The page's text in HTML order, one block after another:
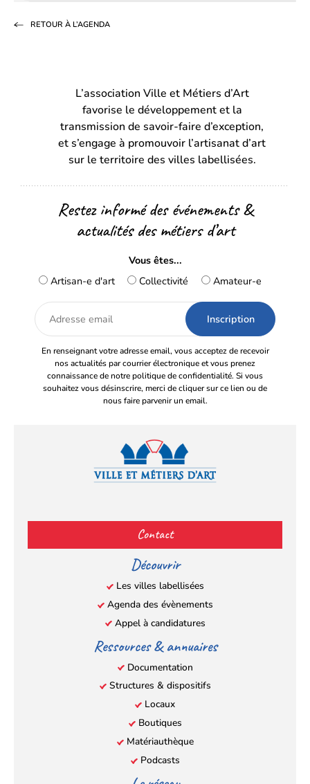
un
onglet)onglet)
RETOUR À L’AGENDA
L’association Ville et Métiers d’Art
favorise le développement et la
transmission de savoir-faire d’exception,
et s’engage à promouvoir l’artisanat d’art
sur le territoire des villes labellisées.
Restez informé des événements &
actualités des métiers d’art
Vous êtes...
Artisan-e d'art
Collectivité Amateur-e
Adresse
email
En renseignant votre adresse email, vous acceptez de recevoir
nos actualités par courrier électronique et vous prenez
connaissance de notre politique de confidentialité. Si vous
souhaitez vous désinscrire, merci de cliquer sur ce lien ou de
nous faire parvenir un email.
(s’ouvre
dans
nouvel
onglet)
(s’ouvre
dans
nouvel
onglet)
(s’ouvre
dans
nouvel
onglet)
(s’ouvre
nouvel
onglet)
Contact
Découvrir
Les villes labellisées
Agenda des évènements
Appel à candidatures
Ressources & annuaires
Documentation
Structures & dispositifs
Locaux
Boutiques
Matériauthèque
Podcasts